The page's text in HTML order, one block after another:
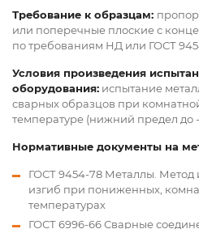
Требование к образцам:
или поперечные плоские с
по требованиям НД или ГОСТ
Условия произведения
оборудования: испытание
сварных образцов при
температуре (нижний предел до
Нормативные документы на
ГОСТ 9454-78 Металлы. Метод
изгиб при пониженных,
температурах
ГОСТ 6996-66 Сварные